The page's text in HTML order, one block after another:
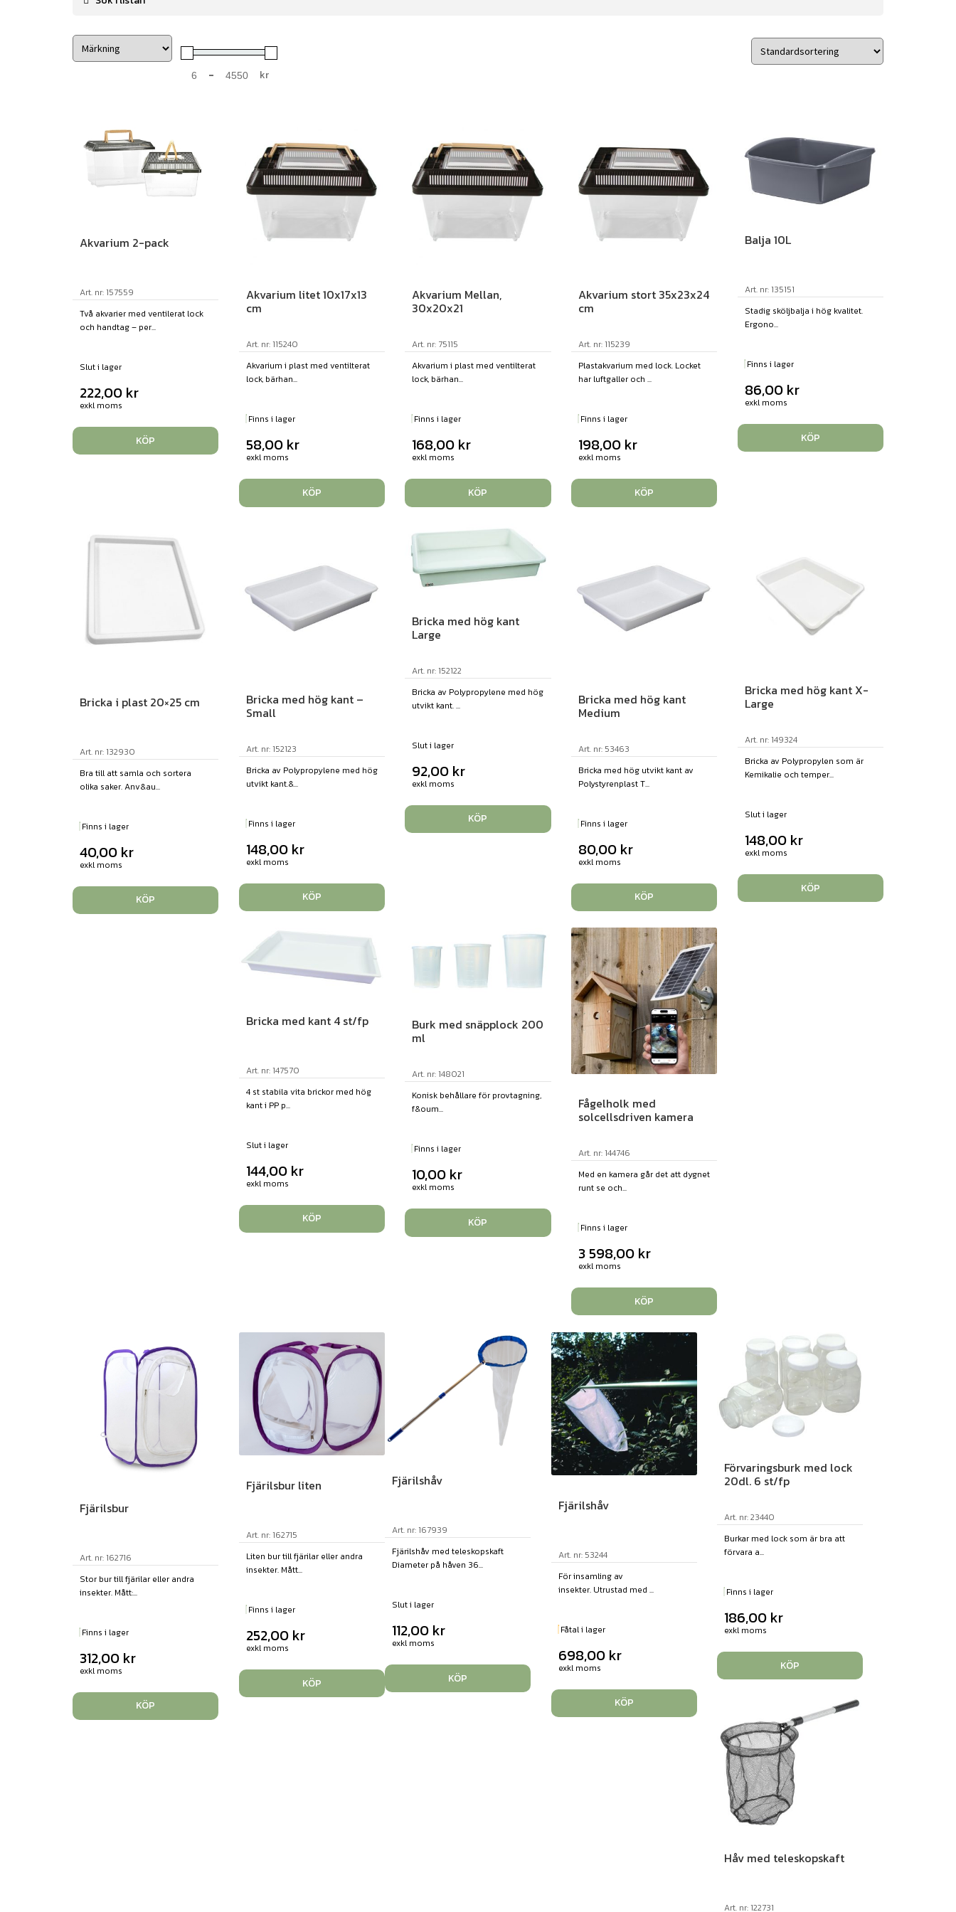
Minimum Price
- Maximum Price
kr
Akvarium 2-pack
Art. nr: 157559
Två akvarier med ventilerat lock
och handtag – per...
Slut i lager
222,00 kr
exkl moms
KÖP
Akvarium litet 10x17x13
cm
Art. nr: 115240
Akvarium i plast med ventilterat
lock, bärhan...
Finns i lager
58,00 kr
exkl moms
KÖP
Akvarium Mellan,
30x20x21
Art. nr: 75115
Akvarium i plast med ventilterat
lock, bärhan...
Finns i lager
168,00 kr
exkl moms
KÖP
Akvarium stort 35x23x24
cm
Art. nr: 115239
Plastakvarium med lock. Locket
har luftgaller och ...
Finns i lager
198,00 kr
exkl moms
KÖP
Balja 10L
Art. nr: 135151
Stadig sköljbalja i hög kvalitet.
Ergono...
Finns i lager
86,00 kr
exkl moms
KÖP
Bricka i plast 20×25 cm
Art. nr: 132930
Bra till att samla och sortera
olika saker. Anv&au...
Finns i lager
40,00 kr
exkl moms
KÖP
Bricka med hög kant –
Small
Art. nr: 152123
Bricka av Polypropylene med hög
utvikt kant.&...
Finns i lager
148,00 kr
exkl moms
KÖP
Bricka med hög kant
Large
Art. nr: 152122
Bricka av Polypropylene med hög
utvikt kant. ...
Slut i lager
92,00 kr
exkl moms
KÖP
Bricka med hög kant
Medium
Art. nr: 53463
Bricka med hög utvikt kant av
Polystyrenplast T...
Finns i lager
80,00 kr
exkl moms
KÖP
Bricka med hög kant X-
Large
Art. nr: 149324
Bricka av Polypropylen som är
Kemikalie och temper...
Slut i lager
148,00 kr
exkl moms
KÖP
Bricka med kant 4 st/fp
Art. nr: 147570
4 st stabila vita brickor med hög
kant i PP p...
Slut i lager
144,00 kr
exkl moms
KÖP
Burk med snäpplock 200
ml
Art. nr: 148021
Konisk behållare för provtagning,
f&oum...
Finns i lager
10,00 kr
exkl moms
KÖP
Fågelholk med
solcellsdriven kamera
Art. nr: 144746
Med en kamera går det att dygnet
runt se och...
Finns i lager
3 598,00 kr
exkl moms
KÖP
Fjärilsbur
Art. nr: 162716
Stor bur till fjärilar eller andra
insekter. Mått:...
Finns i lager
312,00 kr
exkl moms
KÖP
Fjärilsbur liten
Art. nr: 162715
Liten bur till fjärilar eller andra
insekter. Mått...
Finns i lager
252,00 kr
exkl moms
KÖP
Fjärilshåv
Art. nr: 167939
Fjärilshåv med teleskopskaft
Diameter på håven 36...
Slut i lager
112,00 kr
exkl moms
KÖP
Fjärilshåv
Art. nr: 53244
För insamling av
insekter. Utrustad med ...
Fåtal i lager
698,00 kr
exkl moms
KÖP
Förvaringsburk med lock
20dl. 6 st/fp
Art. nr: 23440
Burkar med lock som är bra att
förvara a...
Finns i lager
186,00 kr
exkl moms
KÖP
Håv med teleskopskaft
Art. nr: 122731